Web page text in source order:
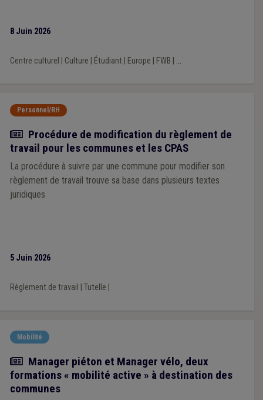
8 Juin 2026
Centre culturel Culture Étudiant| Europe FWB ...
Personnel/RH
Actualité
Procédure de modification du règlement de
travail pour les communes et les CPAS
La procédure à suivre par une commune pour modifier son
règlement de travail trouve sa base dans plusieurs textes
juridiques
5 Juin 2026
Règlement de travail Tutelle
Mobilité
Actualité
Manager piéton et Manager vélo, deux
formations « mobilité active » à destination des
communes